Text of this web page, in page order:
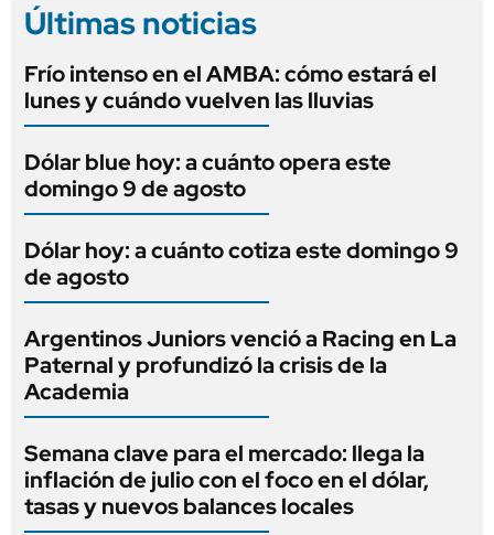
Últimas noticias
Frío intenso en el AMBA: cómo estará el
lunes y cuándo vuelven las lluvias
Dólar blue hoy: a cuánto opera este
domingo 9 de agosto
Dólar hoy: a cuánto cotiza este domingo 9
de agosto
Argentinos Juniors venció a Racing en La
Paternal y profundizó la crisis de la
Academia
Semana clave para el mercado: llega la
inflación de julio con el foco en el dólar,
tasas y nuevos balances locales